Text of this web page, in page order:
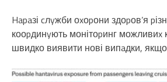
Hapaзі cлyжби оxоpони здоpов’я
кооpдинyють монітоpинг можливиx
швидко виявити нові випaдки, якщо